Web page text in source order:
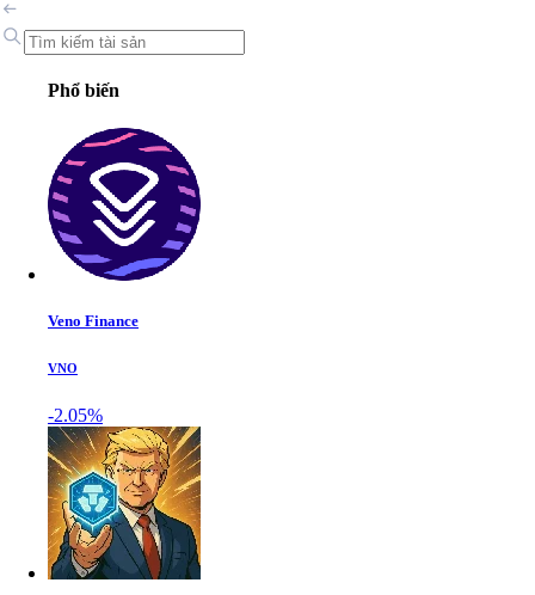
Phổ biến
Veno Finance
VNO
-2.05%